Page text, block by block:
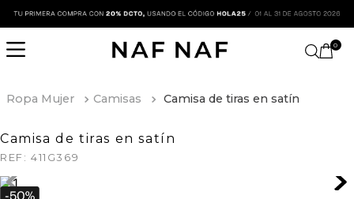
0
Ropa Mujer Camisas Camisa de tiras en satín
Camisa de tiras en satín
REF: 411G369